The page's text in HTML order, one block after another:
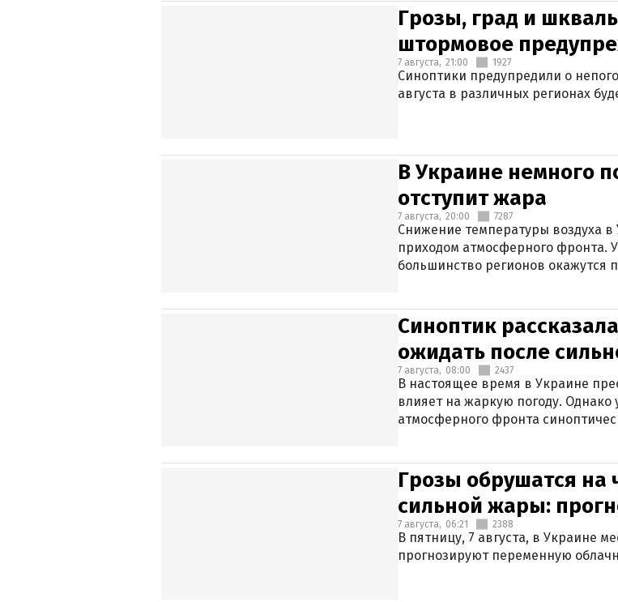
Грозы, град и
штормовое
7 августа, 21:00 1927
Синоптики предупредили о
августа в различных регионах
В Украине немного
отступит жара
7 августа, 20:00 7287
Снижение температуры воздуха в
приходом атмосферного фронта.
большинство регионов окажутся
Синоптик
ожидать после
7 августа, 08:00 2437
В настоящее время в Украине
влияет на жаркую погоду. Однако
атмосферного фронта
Грозы обрушатся на
сильной жары:
7 августа, 06:21 2388
В пятницу, 7 августа, в Украине
прогнозируют переменную